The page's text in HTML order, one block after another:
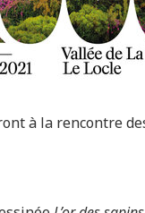
à la rencontre